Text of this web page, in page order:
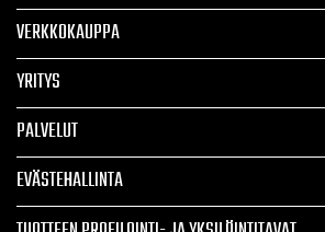
VERKKOKAUPPA
YRITYS
PALVELUT
EVÄSTEHALLINTA